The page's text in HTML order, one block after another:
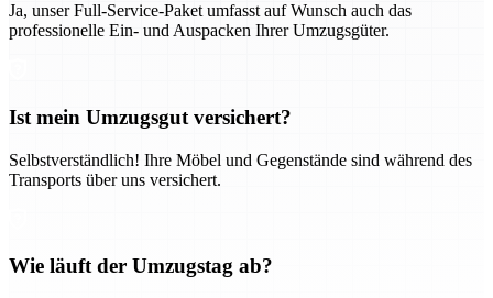
Ja, unser Full-Service-Paket umfasst auf Wunsch auch das
professionelle Ein- und Auspacken Ihrer Umzugsgüter.
Ist mein Umzugsgut versichert?
Selbstverständlich! Ihre Möbel und Gegenstände sind während des
Transports über uns versichert.
Wie läuft der Umzugstag ab?